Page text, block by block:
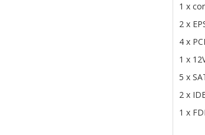
1 x
2 x
4 x
1 x
5 x
2 x
1 x